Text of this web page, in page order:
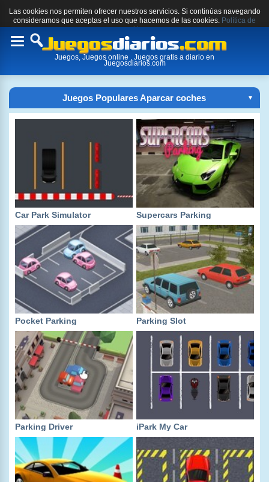
Las cookies nos permiten ofrecer nuestros servicios. Si continúas navegando
consideramos que aceptas el uso que hacemos de las cookies. Política de
cookies.
Toggle
Juegos, Juegos online , Juegos gratis a diario en
Juegosdiarios.com
Juegos Populares Aparcar coches ▼
Car Park Simulator Supercars Parking
Pocket Parking Parking Slot
Parking Driver iPark My Car